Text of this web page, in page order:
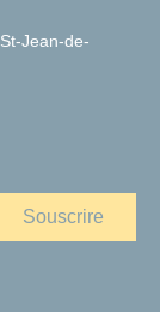
Jean-de-